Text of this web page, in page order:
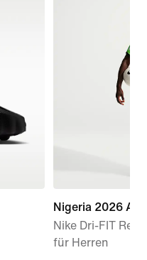
Nigeria 2026
Nike Dri-FIT
für Herren